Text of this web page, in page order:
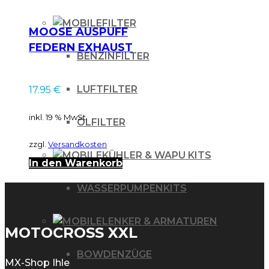
FILTER
BENZINFILTER
LUFTFILTER
ÖLFILTER
KÜHLER & WAPU KITS
WASSERPUMPENKITS
LENKER & ARMATUREN
BOWDENZÜGE
MOOSE AUSPUFF
FEDERN EXHAUST
SPRINGS 38MM
17.95 €
inkl. 19 % MwSt.
zzgl. Versandkosten
In den Warenkorb
MOTOCROSS XXL
MX-Shop Ihle